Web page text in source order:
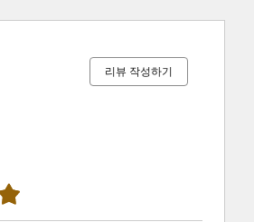
리뷰 작성하기
료